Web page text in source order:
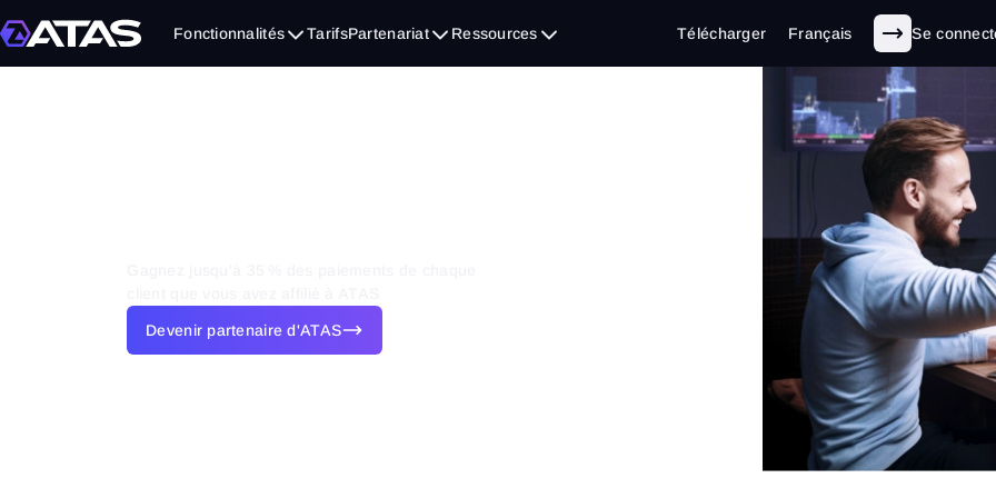
Fonctionnalités TarifsPartenariat Ressources Télécharger Français Se
Devenir partenaire d'ATAS